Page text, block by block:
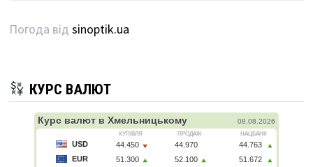
Погода від sinoptik.ua
КУРС ВАЛЮТ